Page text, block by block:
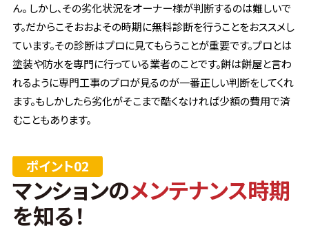
ん。 しかし、その劣化状況をオーナー様が判断するのは難しいで
す。だからこそおおよその時期に無料診断を行うことをおススメし
ています。その診断はプロに見てもらうことが重要です。プロとは
塗装や防水を専門に行っている業者のことです。餅は餅屋と言わ
れるように専門工事のプロが見るのが一番正しい判断をしてくれ
ます。もしかしたら劣化がそこまで酷くなければ少額の費用で済
むこともあります。
マンションのメンテナンス時期
を知る！